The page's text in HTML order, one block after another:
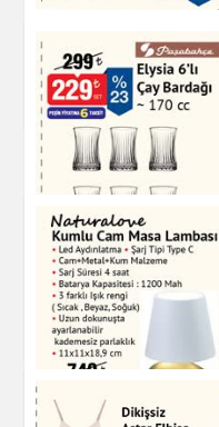
Dikkat Güçlendirme
Kitapları
Kitap & Dergi
Elysia 6'lı Çay
Bardağı - 170 cc
Mutfak Ürünleri